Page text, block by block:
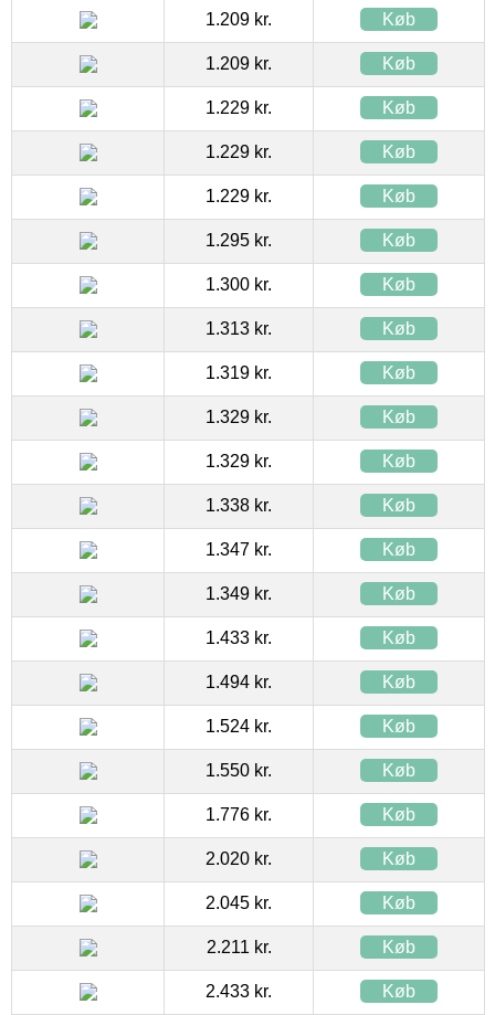
1.209 kr. Køb
1.209 kr. Køb
1.229 kr. Køb
1.229 kr. Køb
1.229 kr. Køb
1.295 kr. Køb
1.300 kr. Køb
1.313 kr. Køb
1.319 kr. Køb
1.329 kr. Køb
1.329 kr. Køb
1.338 kr. Køb
1.347 kr. Køb
1.349 kr. Køb
1.433 kr. Køb
1.494 kr. Køb
1.524 kr. Køb
1.550 kr. Køb
1.776 kr. Køb
2.020 kr. Køb
2.045 kr. Køb
2.211 kr. Køb
2.433 kr. Køb